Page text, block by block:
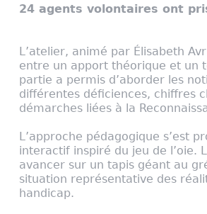
24 agents volontaires ont
L’atelier, animé par Élisabeth
entre un apport théorique et un
partie a permis d’aborder les
différentes déficiences, chiffres
démarches liées à la
L’approche pédagogique s’est
interactif inspiré du jeu de l’oie.
avancer sur un tapis géant au
situation représentative des
handicap.